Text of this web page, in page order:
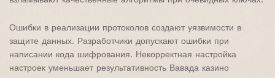
Ошибки в реализации протоколов создают уязвимости в
защите данных. Разработчики допускают ошибки при
написании кода шифрования. Некорректная настройка
настроек уменьшает результативность Вавада казино